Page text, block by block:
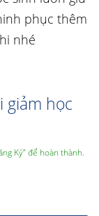
phục thêm
nhé
giảm học
Ký” để hoàn thành.